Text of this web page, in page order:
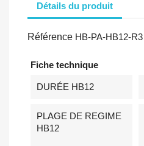
Détails du produit
Référence HB-PA-HB12-R3
Fiche technique
DURÉE HB12
PLAGE DE REGIME
HB12